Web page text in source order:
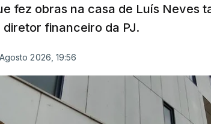
fez obras na casa de Luís Neves
diretor financeiro da PJ.
2026, 19:56